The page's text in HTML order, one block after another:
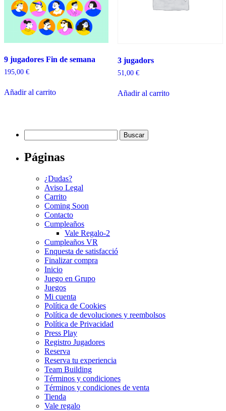
9 jugadores Fin de semana
195,00 €
Añadir al carrito
3 jugadors
51,00 €
Añadir al carrito
Páginas
¿Dudas?
Aviso Legal
Carrito
Coming Soon
Contacto
Cumpleaños
Vale Regalo-2
Cumpleaños VR
Enquesta de satisfacció
Finalizar compra
Inicio
Juego en Grupo
Juegos
Mi cuenta
Política de Cookies
Política de devoluciones y reembolsos
Política de Privacidad
Press Play
Registro Jugadores
Reserva
Reserva tu experiencia
Team Building
Términos y condiciones
Términos y condiciones de venta
Tienda
Vale regalo